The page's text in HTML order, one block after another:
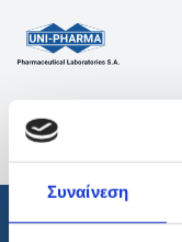
Συναίνεση
ΠΡΟΪΟΝΤΑ
ΑΠΟΤΕΛΕΣΜΑΤΑ
Φάρμακα